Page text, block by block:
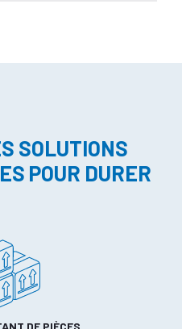
SOLUTIONS
POUR DURER